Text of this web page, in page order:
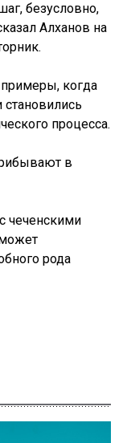
безусловно,
Алханов на
примеры, когда
процесса.
в
чеченскими
рода